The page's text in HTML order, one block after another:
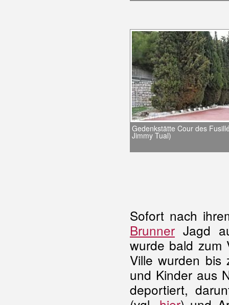
Gedenkstätte Cour des
Jimmy Tual)
Sofort nach
Brunner Jagd
wurde bald zum
Ville wurden bis
und Kinder aus
deportiert,